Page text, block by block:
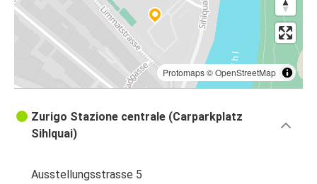
Protomaps©OpenStreetMap
Zurigo Stazione centrale (Carparkplatz
Sihlquai)
Ausstellungsstrasse 5